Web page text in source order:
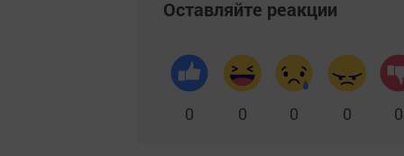
Оставляйте реакции
0 0 0 0 0